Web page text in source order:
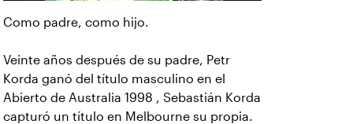
Como padre, como hijo.
Veinte años después de su padre, Petr
Korda ganó del título masculino en el
Abierto de Australia 1998 , Sebastián Korda
capturó un título en Melbourne su propia.